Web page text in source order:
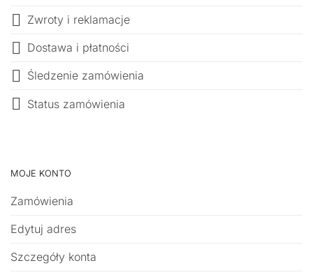
Zwroty i reklamacje
Dostawa i płatności
Śledzenie zamówienia
Status zamówienia
MOJE KONTO
Zamówienia
Edytuj adres
Szczegóły konta